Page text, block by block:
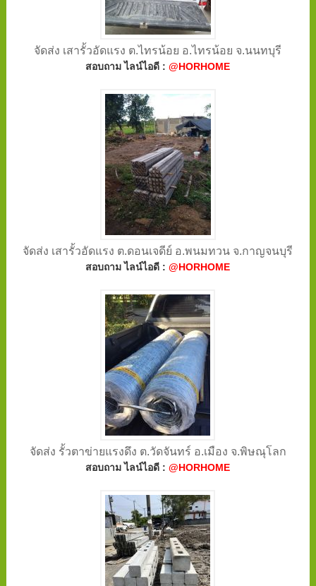
จัดส่ง เสารั้วอัดแรง ต.ไทรน้อย อ.ไทรน้อย จ.นนทบุรี
สอบถาม ไลน์ไอดี :@HORHOME
จัดส่ง เสารั้วอัดแรง ต.ดอนเจดีย์ อ.พนมทวน จ.กาญจนบุรี
สอบถาม ไลน์ไอดี :@HORHOME
จัดส่ง รั้วตาข่ายแรงดึง ต.วัดจันทร์ อ.เมือง จ.พิษณุโลก
สอบถาม ไลน์ไอดี :@HORHOME